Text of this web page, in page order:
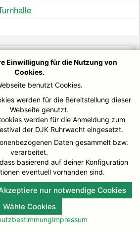
Impressum
Einwilligung für die Nutzung von
Cookies.
benutzt Cookies.
werden für die Bereitstellung dieser
Webseite genutzt.
werden für die Anmeldung zum
der DJK Ruhrwacht eingesetzt.
Daten gesammelt bzw.
verarbeitet.
basierend auf deiner Konfiguration
eventuell vorhanden sind.
nur notwendige Cookies
Wähle Cookies
Impressum